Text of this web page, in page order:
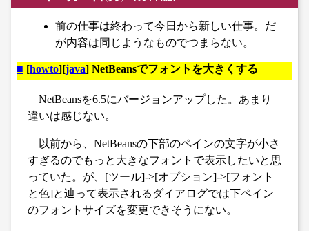
前の仕事は終わって今日から新しい仕事。だ
が内容は同じようなものでつまらない。
■ [howto][java] NetBeansでフォントを大きくする
NetBeansを6.5にバージョンアップした。あまり
違いは感じない。
以前から、NetBeansの下部のペインの文字が小さ
すぎるのでもっと大きなフォントで表示したいと思
っていた。が、[ツール]->[オプション]->[フォント
と色]と辿って表示されるダイアログでは下ペイン
のフォントサイズを変更できそうにない。